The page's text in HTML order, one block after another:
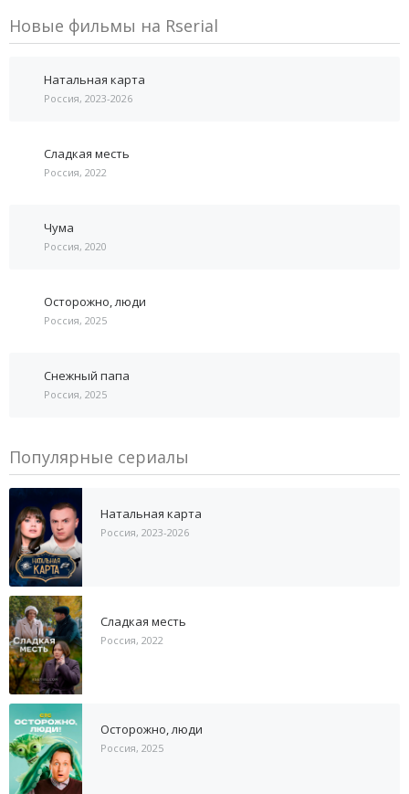
Новые фильмы на Rserial
Натальная карта
Россия, 2023-2026
Сладкая месть
Россия, 2022
Чума
Россия, 2020
Осторожно, люди
Россия, 2025
Снежный папа
Россия, 2025
Популярные сериалы
Натальная карта
Россия, 2023-2026
Сладкая месть
Россия, 2022
Осторожно, люди
Россия, 2025